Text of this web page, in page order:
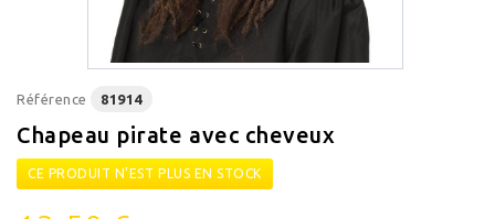
Référence 81914
Chapeau pirate avec cheveux
CE PRODUIT N'EST PLUS EN STOCK